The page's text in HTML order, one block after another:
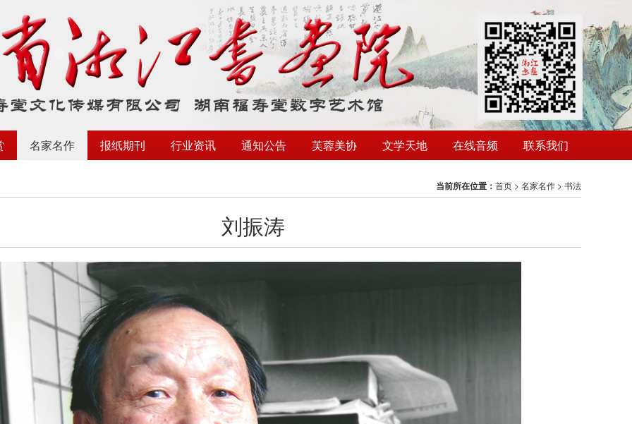
名家名作 报纸期刊 行业资讯 通知公告 芙蓉美协 文学天地 在线音频 联系我们
当前所在位置： 首页 > 名家名作 > 书法
刘振涛